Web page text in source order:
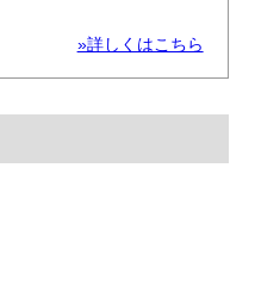
»詳しくはこちら